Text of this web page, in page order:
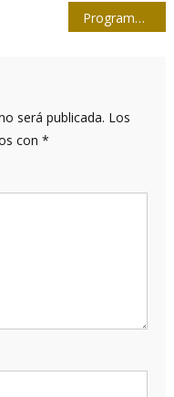
Programa Máis Médicos: Humanidad vs Fascismo
será publicada. Los
con *